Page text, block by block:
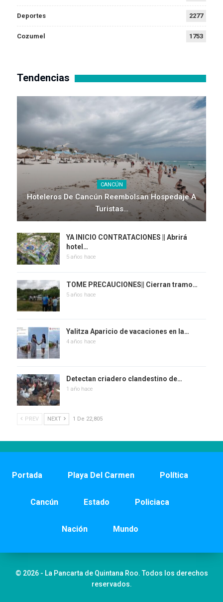
Deportes 2277
Cozumel 1753
Tendencias
CANCÚN
Hoteleros De Cancún Reembolsan Hospedaje A
Turistas…
YA INICIO CONTRATACIONES || Abrirá
hotel…
5 años hace
TOME PRECAUCIONES|| Cierran tramo…
5 años hace
Yalitza Aparicio de vacaciones en la…
4 años hace
Detectan criadero clandestino de…
1 año hace
PREV NEXT 1 De 22,805
Portada Playa Del Carmen Política
Cancún Estado Policiaca
Nación Mundo
© 2026 - La Pancarta de Quintana Roo. Todos los derechos
reservados.